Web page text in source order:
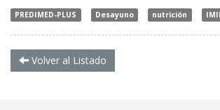
PREDIMED-PLUS Desayuno nutrición
Volver al Listado